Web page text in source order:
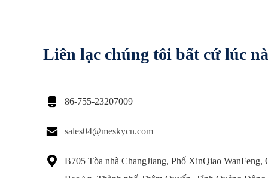
Liên lạc chúng tôi bất cứ lúc
 86-755-23207009
 sales04@meskycn.com

B705 Tòa nhà ChangJiang, Phố XinQiao WanFeng,